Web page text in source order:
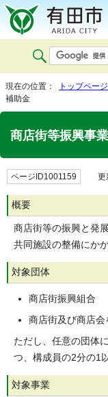
現在の位置： トップページ
補助金
商店街等振興事
ページID1001159 更
概要
商店街等の振興と発
共同施設の整備にか
対象団体
商店街振興組合
商店街及び商店
ただし、任意の団体
つ、構成員の2分の1
対象事業